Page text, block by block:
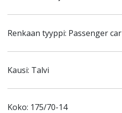
Renkaan tyyppi: Passenger car
Kausi: Talvi
Koko: 175/70-14